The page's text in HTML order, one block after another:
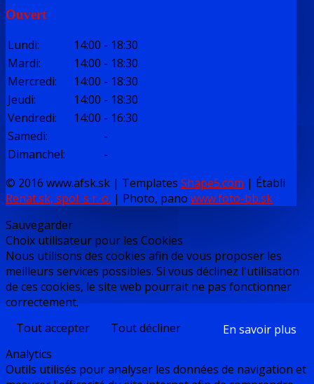
Ouvert
Lundi: 14:00 - 18:30
Mardi: 14:00 - 18:30
Mercredi: 14:00 - 18:30
Jeudi: 14:00 - 18:30
Vendredi: 14:00 - 16:30
Samedi:
-
Dimanchel:
-
© 2016 www.afsk.sk | Templates Shape5.com | Établi
Renat.sk, spol. s r. o. | Photo, pano www.foto-bb.sk
Sauvegarder
Choix utilisateur pour les Cookies
Nous utilisons des cookies afin de vous proposer les
meilleurs services possibles. Si vous déclinez l'utilisation
de ces cookies, le site web pourrait ne pas fonctionner
correctement.
Tout accepter
Tout décliner
En savoir plus
Analytics
Outils utilisés pour analyser les données de navigation et